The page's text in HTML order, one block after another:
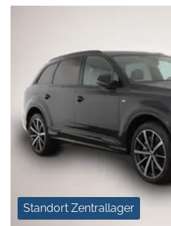
Standort Zentrallager